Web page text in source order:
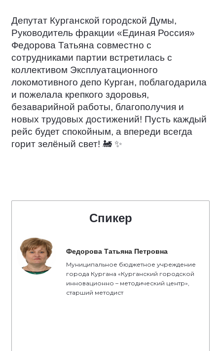
Депутат Курганской городской Думы,
Руководитель фракции «Единая Россия»
Федорова Татьяна совместно с
сотрудниками партии встретилась с
коллективом Эксплуатационного
локомотивного депо Курган, поблагодарила
и пожелала крепкого здоровья,
безаварийной работы, благополучия и
новых трудовых достижений! Пусть каждый
рейс будет спокойным, а впереди всегда
горит зелёный свет! 🚂 ✨
Спикер
Федорова Татьяна Петровна
Муниципальное бюджетное учреждение
города Кургана «Курганский городской
инновационно – методический центр»,
старший методист